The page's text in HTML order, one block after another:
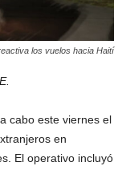
los vuelos hacia Haití
cabo este viernes el
en
El operativo incluyó